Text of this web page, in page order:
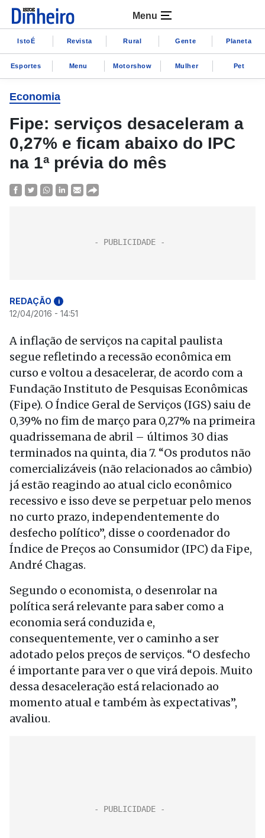
Menu
IstoÉ Revista Rural Gente Planeta
Esportes Menu Motorshow Mulher Pet
Economia
Fipe: serviços desaceleram a
0,27% e ficam abaixo do IPC
na 1ª prévia do mês
REDAÇÃO i
12/04/2016 - 14:51
A inflação de serviços na capital paulista
segue refletindo a recessão econômica em
curso e voltou a desacelerar, de acordo com a
Fundação Instituto de Pesquisas Econômicas
(Fipe). O Índice Geral de Serviços (IGS) saiu de
0,39% no fim de março para 0,27% na primeira
quadrissemana de abril – últimos 30 dias
terminados na quinta, dia 7. “Os produtos não
comercializáveis (não relacionados ao câmbio)
já estão reagindo ao atual ciclo econômico
recessivo e isso deve se perpetuar pelo menos
no curto prazo, independentemente do
desfecho político”, disse o coordenador do
Índice de Preços ao Consumidor (IPC) da Fipe,
André Chagas.
Segundo o economista, o desenrolar na
política será relevante para saber como a
economia será conduzida e,
consequentemente, ver o caminho a ser
adotado pelos preços de serviços. “O desfecho
é importante para ver o que virá depois. Muito
dessa desaceleração está relacionado ao
momento atual e também às expectativas”,
avaliou.